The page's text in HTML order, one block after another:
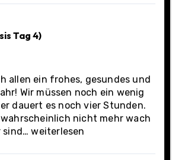
(Casa
letzter
Tag 4)
allen ein frohes, gesundes und
Wir müssen noch ein wenig
dauert es noch vier Stunden.
nicht mehr wach
sind…La
(Casa
weiterlesen